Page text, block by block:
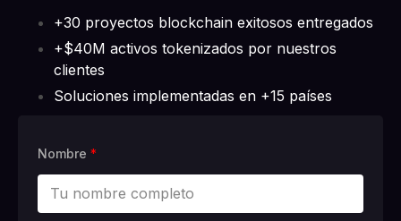
+30 proyectos blockchain exitosos entregados
+$40M activos tokenizados por nuestros
clientes
Soluciones implementadas en +15 países
Nombre *